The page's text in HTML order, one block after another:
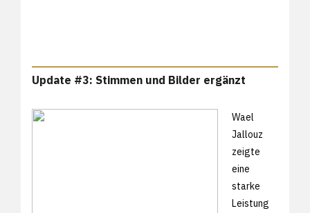
Update #3: Stimmen und Bilder ergänzt
Wael
Jallouz
zeigte
eine
starke
Leistung